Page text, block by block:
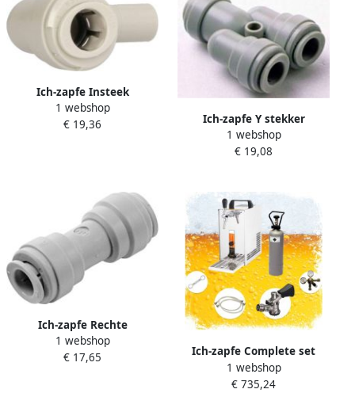
Ich-zapfe Insteek
hoekverbinder 3 8tube x 3
8stem
1 webshop
€ 19,36
Ich-zapfe Y stekker
aansluiting voor slang 3 8
1 webshop
€ 19,08
Ich-zapfe Rechte
aansluiting voor slang 5 16
1 webshop
€ 17,65
Ich-zapfe Complete set
biertap Tapsysteem Biertap
PYGMY 20 1-kraans
1 webshop
€ 735,24